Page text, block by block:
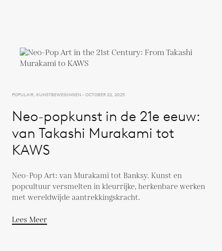
POPULAIR, KUNSTBEWEGINGEN - OCTOBER 22, 2025
Neo-popkunst in de 21e eeuw:
van Takashi Murakami tot
KAWS
Neo-Pop Art: van Murakami tot Banksy. Kunst en
popcultuur versmelten in kleurrijke, herkenbare werken
met wereldwijde aantrekkingskracht.
Lees Meer